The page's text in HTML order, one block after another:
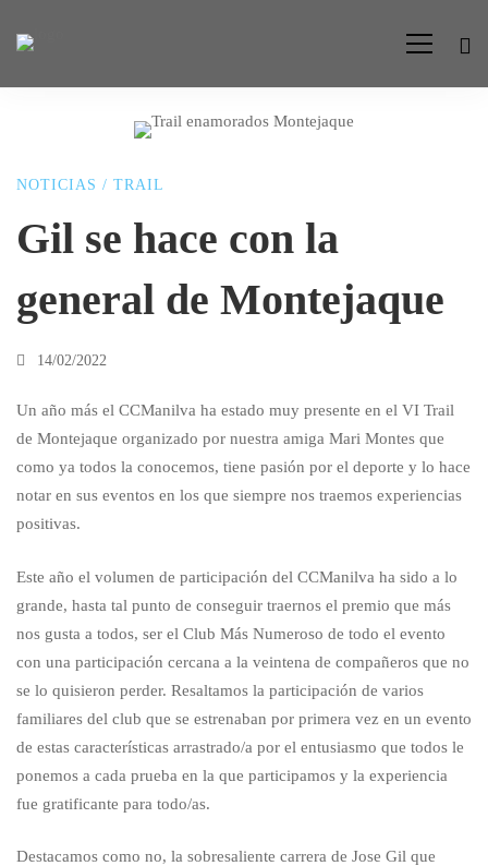
se
hace
con
la
general
de
Montejaque
NOTICIAS / TRAIL
Gil se hace con la
general de Montejaque
14/02/2022
Un año más el CCManilva ha estado muy presente en el VI Trail
de Montejaque organizado por nuestra amiga Mari Montes que
como ya todos la conocemos, tiene pasión por el deporte y lo hace
notar en sus eventos en los que siempre nos traemos experiencias
positivas.
Este año el volumen de participación del CCManilva ha sido a lo
grande, hasta tal punto de conseguir traernos el premio que más
nos gusta a todos, ser el Club Más Numeroso de todo el evento
con una participación cercana a la veintena de compañeros que no
se lo quisieron perder. Resaltamos la participación de varios
familiares del club que se estrenaban por primera vez en un evento
de estas características arrastrado/a por el entusiasmo que todos le
ponemos a cada prueba en la que participamos y la experiencia
fue gratificante para todo/as.
Destacamos como no, la sobresaliente carrera de Jose Gil que